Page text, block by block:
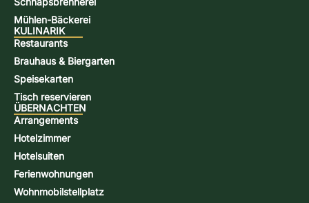
Mühlen-Bäckerei
KULINARIK
Restaurants
Brauhaus & Biergarten
Speisekarten
Tisch reservieren
ÜBERNACHTEN
Arrangements
Hotelzimmer
Hotelsuiten
Ferienwohnungen
Wohnmobilstellplatz